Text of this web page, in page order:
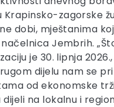
Krapinsko-zagorske
dobi, mještanima
Jembrih.
je 30. lipnja
dijelu nam se
od ekonomske
na lokalnu i